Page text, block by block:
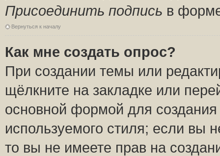
Присоединить подпись в
Вернуться к началу
Как мне создать опрос?
При создании темы или
щёлкните на закладке или
основной формой для
используемого стиля; если вы
то вы не имеете прав на